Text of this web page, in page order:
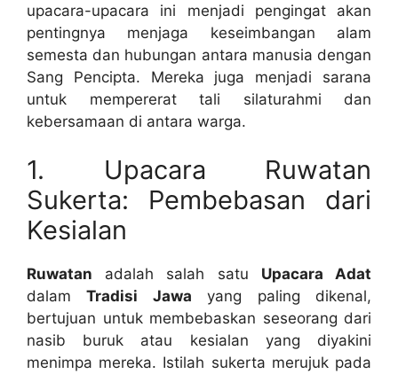
upacara-upacara ini menjadi pengingat akan
pentingnya menjaga keseimbangan alam
semesta dan hubungan antara manusia dengan
Sang Pencipta. Mereka juga menjadi sarana
untuk mempererat tali silaturahmi dan
kebersamaan di antara warga.
1. Upacara Ruwatan
Sukerta: Pembebasan dari
Kesialan
Ruwatan adalah salah satu Upacara Adat
dalamTradisi Jawa yang paling dikenal,
bertujuan untuk membebaskan seseorang dari
nasib buruk atau kesialan yang diyakini
menimpa mereka. Istilah sukerta merujuk pada